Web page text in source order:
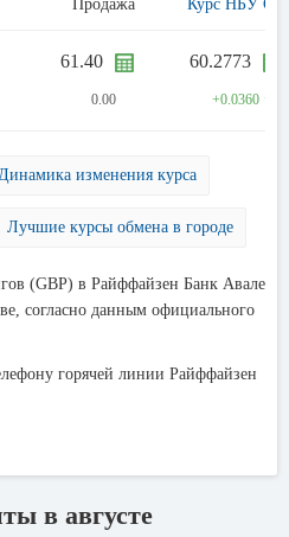
Продажа Курс НБУ
61.40
0.00
60.2773
+0.0360 ↑
изменения курса
Лучшие курсы обмена в городе
(GBP) в Райффайзен Банк Авале
согласно данным официального
горячей линии Райффайзен
в августе